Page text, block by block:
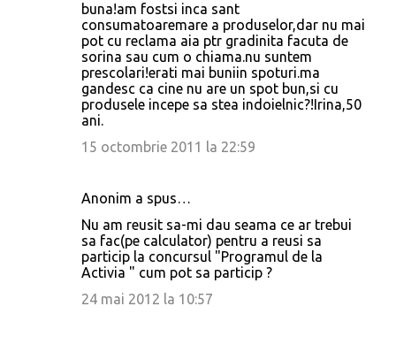
buna!am fostsi inca sant
consumatoaremare a produselor,dar nu mai
pot cu reclama aia ptr gradinita facuta de
sorina sau cum o chiama.nu suntem
prescolari!erati mai buniin spoturi.ma
gandesc ca cine nu are un spot bun,si cu
produsele incepe sa stea indoielnic?!Irina,50
ani.
15 octombrie 2011 la 22:59
Anonim a spus…
Nu am reusit sa-mi dau seama ce ar trebui
sa fac(pe calculator) pentru a reusi sa
particip la concursul "Programul de la
Activia " cum pot sa particip ?
24 mai 2012 la 10:57